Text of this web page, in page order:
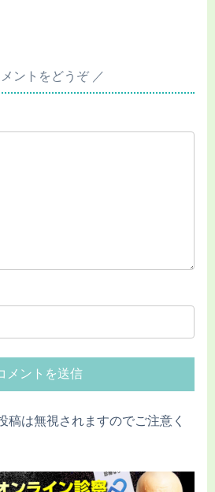
メントをどうぞ
稿は無視されますのでご注意く